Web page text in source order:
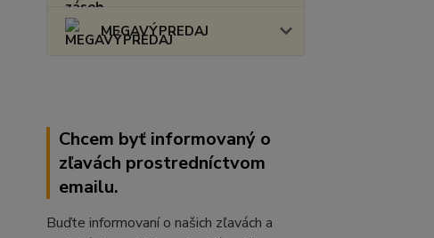
MEGAVÝPREDAJ
Chcem byť informovaný o
zľavách prostredníctvom
emailu.
Buďte informovaní o našich zľavách a